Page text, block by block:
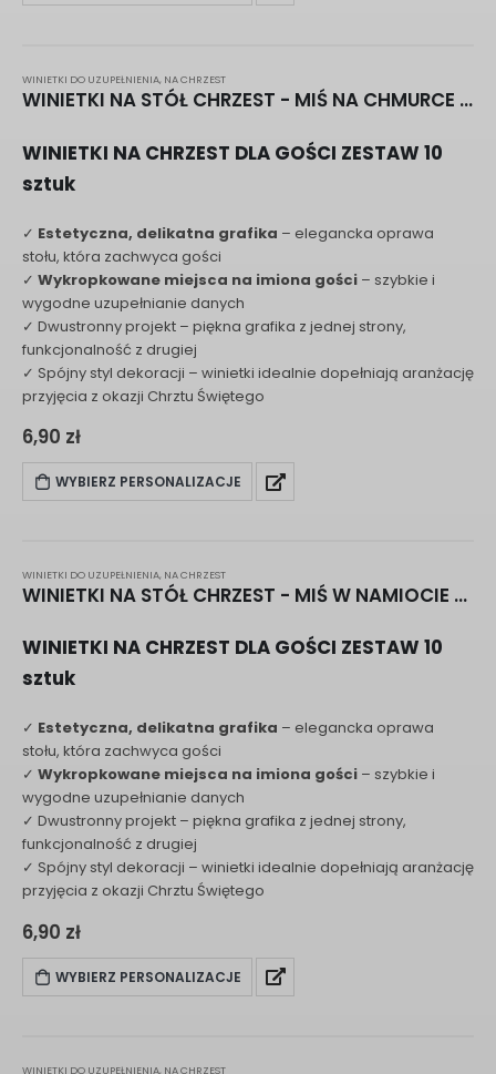
WINIETKI DO UZUPEŁNIENIA, NA CHRZEST
WINIETKI NA STÓŁ CHRZEST - MIŚ NA CHMURCE F201
WINIETKI NA CHRZEST DLA GOŚCI ZESTAW 10
sztuk
✓ Estetyczna, delikatna grafika – elegancka oprawa
stołu, która zachwyca gości
✓ Wykropkowane miejsca na imiona gości – szybkie i
wygodne uzupełnianie danych
✓ Dwustronny projekt – piękna grafika z jednej strony,
funkcjonalność z drugiej
✓ Spójny styl dekoracji – winietki idealnie dopełniają aranżację
przyjęcia z okazji Chrztu Świętego
6,90 zł
WYBIERZ PERSONALIZACJE
WINIETKI DO UZUPEŁNIENIA, NA CHRZEST
WINIETKI NA STÓŁ CHRZEST - MIŚ W NAMIOCIE F055
WINIETKI NA CHRZEST DLA GOŚCI ZESTAW 10
sztuk
✓ Estetyczna, delikatna grafika – elegancka oprawa
stołu, która zachwyca gości
✓ Wykropkowane miejsca na imiona gości – szybkie i
wygodne uzupełnianie danych
✓ Dwustronny projekt – piękna grafika z jednej strony,
funkcjonalność z drugiej
✓ Spójny styl dekoracji – winietki idealnie dopełniają aranżację
przyjęcia z okazji Chrztu Świętego
6,90 zł
WYBIERZ PERSONALIZACJE
WINIETKI DO UZUPEŁNIENIA, NA CHRZEST